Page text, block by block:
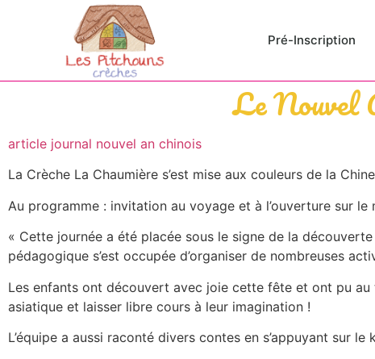
Pré-Inscription
Le Nouvel
article journal nouvel an chinois
La Crèche La Chaumière s’est mise aux couleurs de la
Au programme : invitation au voyage et à l’ouverture sur le
« Cette journée a été placée sous le signe de la
pédagogique s’est occupée d’organiser de nombreuses
Les enfants ont découvert avec joie cette fête et ont pu au
asiatique et laisser libre cours à leur imagination !
L’équipe a aussi raconté divers contes en s’appuyant sur